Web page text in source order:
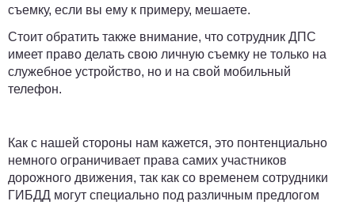
съемку, если вы ему к примеру, мешаете.
Стоит обратить также внимание, что сотрудник ДПС
имеет право делать свою личную съемку не только на
служебное устройство, но и на свой мобильный
телефон.
Как с нашей стороны нам кажется, это понтенциально
немного ограничивает права самих участников
дорожного движения, так как со временем сотрудники
ГИБДД могут специально под различным предлогом